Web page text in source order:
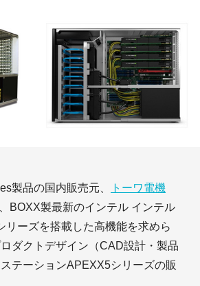
製品の国内販売元、
トーワ電機
BOXX製最新のインテル インテル
リーズを搭載した高機能を求めら
ダクトデザイン（CAD設計・製品
テーションAPEXX5シリーズの販